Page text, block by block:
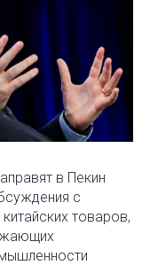
в Пекин
с
товаров,